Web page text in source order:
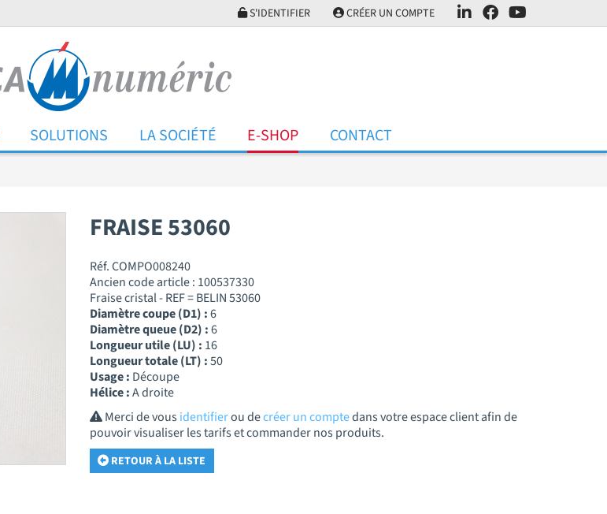
S'IDENTIFIER CRÉER UN COMPTE
SOLUTIONS LA SOCIÉTÉ E-SHOP CONTACT
FRAISE 53060
Réf. COMPO008240
Ancien code article : 100537330
Fraise cristal - REF = BELIN 53060
Diamètre coupe (D1) :6
Diamètre queue (D2) :6
Longueur utile (LU) : 16
Longueur totale (LT) :50
Usage : Découpe
Hélice :A droite
Merci de vousidentifierou decréer un comptedans votre espace client afin de
pouvoir visualiser les tarifs et commander nos produits.
RETOUR À LA LISTE